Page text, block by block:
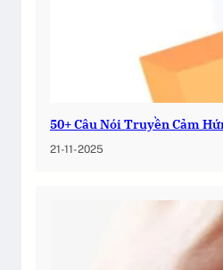
50+ Câu Nói Truyền Cảm
21-11-2025